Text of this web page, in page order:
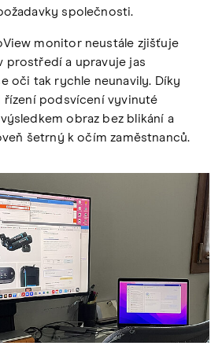
společnosti.
monitor neustále zjišťuje
prostředí a upravuje jas
oči tak rychle neunavily. Díky
podsvícení vyvinuté
obraz bez blikání a
šetrný k očím zaměstnanců.